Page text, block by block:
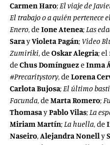
Carmen Haro;El viaje de
El trabajo o a quién pertenece
Enero, de Ione Atenea;Las
SarayVioleta Pagán; Video
Zumiriki, de Oskar Alegria;
de Chus Domíngueze Inma
#Precaritystory, de Lorena
Carlota Bujosa;El último
Facunda, de Marta Romero;
ThomasayPablo Vilas;La
Miriam Martín;La huella, de
Naseiro,Alejandra Nonelly